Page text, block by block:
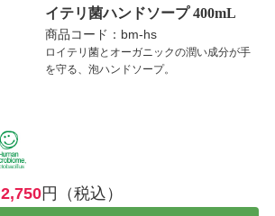
イテリ菌ハンドソープ 400mL
商品コード：bm-hs
ロイテリ菌とオーガニックの潤い成分が手
を守る、泡ハンドソープ。
2,750円（税込）